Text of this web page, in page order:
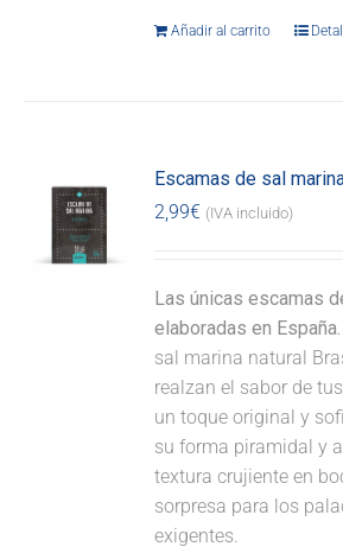
Añadir al carrito
Escamas de sal
2,99€ (IVA incluido)
Las únicas escamas
elaboradas en España.
sal marina natural
realzan el sabor de
un toque original y
su forma piramidal y
textura crujiente en
sorpresa para los
exigentes.